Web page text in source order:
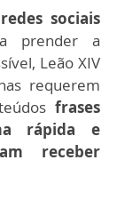
sociais
prender a
Leão XIV
requerem
frases
rápida e
receber